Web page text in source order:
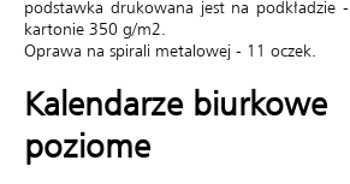
podstawka drukowana jest na podkładzie -
kartonie 350 g/m2.
Oprawa na spirali metalowej - 11 oczek.
Kalendarze biurkowe
poziome